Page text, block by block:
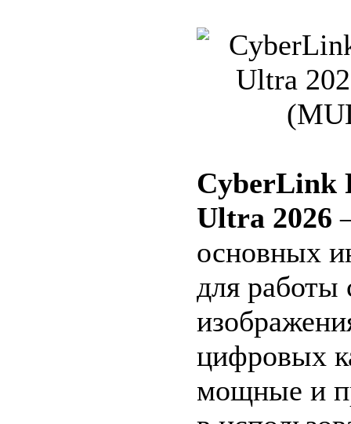
CyberLink
Ultra 2026
основных
для
цифровых
мощные и